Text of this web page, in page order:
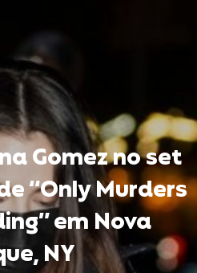
Gomez no set
“Only Murders
em Nova
NY